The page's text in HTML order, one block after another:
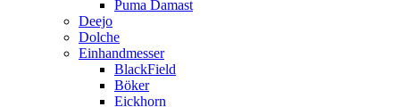
Puma Damast
Deejo
Dolche
Einhandmesser
BlackField
Böker
Eickhorn